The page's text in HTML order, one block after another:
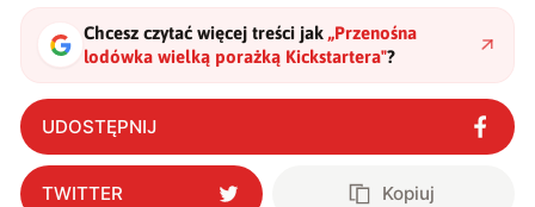
Chcesz czytać więcej treści jak „Przenośna
lodówka wielką porażką Kickstartera"?
UDOSTĘPNIJ
TWITTER Kopiuj